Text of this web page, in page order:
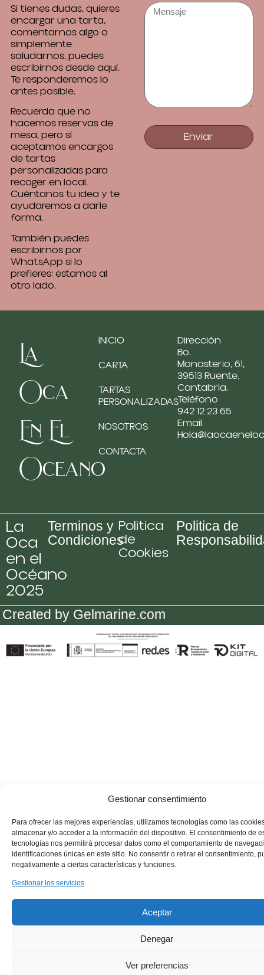
Gestionar consentimiento
Para ofrecer las mejores experiencias, utilizamos tecnologías como las
almacenar y/o acceder a la información del dispositivo. El consentimiento de
tecnologías nos permitirá procesar datos como el comportamiento de
identificaciones únicas en este sitio. No consentir o retirar el consentimiento,
negativamente a ciertas características y funciones.
Gestionar los servicios
Aceptar
Denegar
Ver preferencias
Si tienes dudas, quieres
encargar una tarta,
comentarnos algo o
simplemente
saludarnos, puedes
escribirnos desde aquí.
Te responderemos lo
antes posible.
Recuerda que no
hacemos reservas de
mesa, pero sí
aceptamos encargos
de tartas
personalizadas para
recoger en local.
Cuéntanos tu idea y te
ayudaremos a darle
forma.
También puedes
escribirnos por
WhatsApp si lo
prefieres: estamos al
otro lado.
Enviar
La
Oca
En El
Oceano
INICIO
CARTA
TARTAS
PERSONALIZADAS
NOSOTROS
CONTACTA
Dirección
Bo.
Monasterio, 61,
39513 Ruente,
Cantabria.
Teléfono
942 12 23 65
Email
La
Oca
en el
Océano
2025
Terminos y
Condiciones
Politica
de
Cookies
Politica de
Created by Gelmarine.com